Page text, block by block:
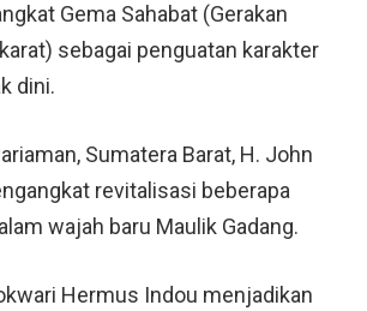
Gema Sahabat (Gerakan
sebagai penguatan karakter
dini.
Sumatera Barat, H. John
revitalisasi beberapa
wajah baru Maulik Gadang.
Hermus Indou menjadikan